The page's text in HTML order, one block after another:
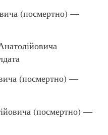
(посмертно) —
(посмертно) —
(посмертно) —